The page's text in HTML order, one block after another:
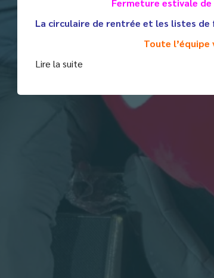
La circulaire de rentrée et les listes
Toute l’équipe
Lire la suite